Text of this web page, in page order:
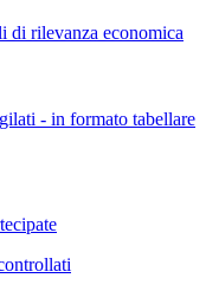
di rilevanza economica
- in formato tabellare